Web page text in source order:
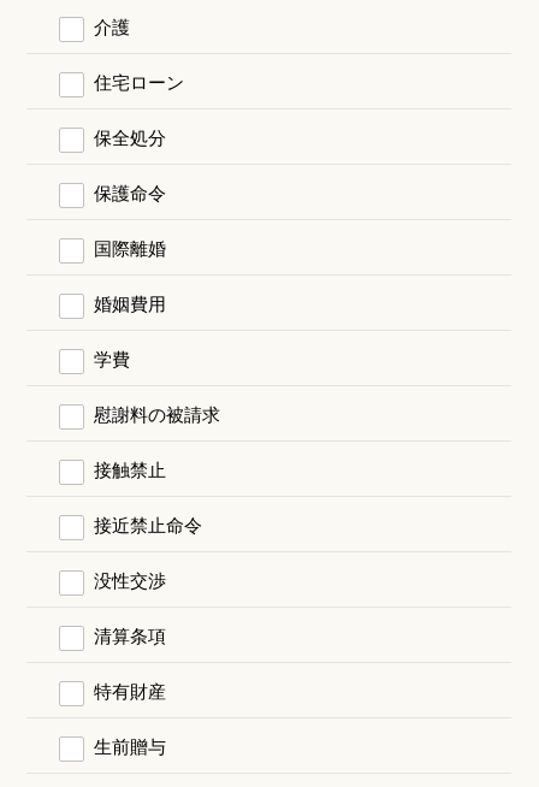
介護
住宅ローン
保全処分
保護命令
国際離婚
婚姻費用
学費
慰謝料の被請求
接触禁止
接近禁止命令
没性交渉
清算条項
特有財産
生前贈与